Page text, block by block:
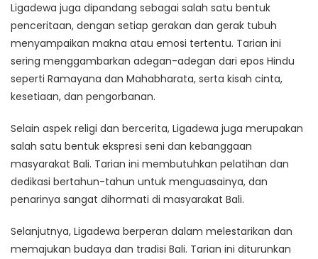
Ligadewa juga dipandang sebagai salah satu bentuk
penceritaan, dengan setiap gerakan dan gerak tubuh
menyampaikan makna atau emosi tertentu. Tarian ini
sering menggambarkan adegan-adegan dari epos Hindu
seperti Ramayana dan Mahabharata, serta kisah cinta,
kesetiaan, dan pengorbanan.
Selain aspek religi dan bercerita, Ligadewa juga merupakan
salah satu bentuk ekspresi seni dan kebanggaan
masyarakat Bali. Tarian ini membutuhkan pelatihan dan
dedikasi bertahun-tahun untuk menguasainya, dan
penarinya sangat dihormati di masyarakat Bali.
Selanjutnya, Ligadewa berperan dalam melestarikan dan
memajukan budaya dan tradisi Bali. Tarian ini diturunkan